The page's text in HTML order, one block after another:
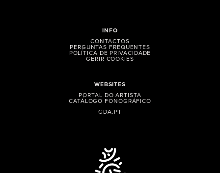
WEBSITES
PORTAL DO ARTISTA
CATÁLOGO FONOGRÁFICO
GDA.PT
INFO
CONTACTOS
PERGUNTAS FREQUENTES
POLÍTICA DE PRIVACIDADE
GERIR COOKIES